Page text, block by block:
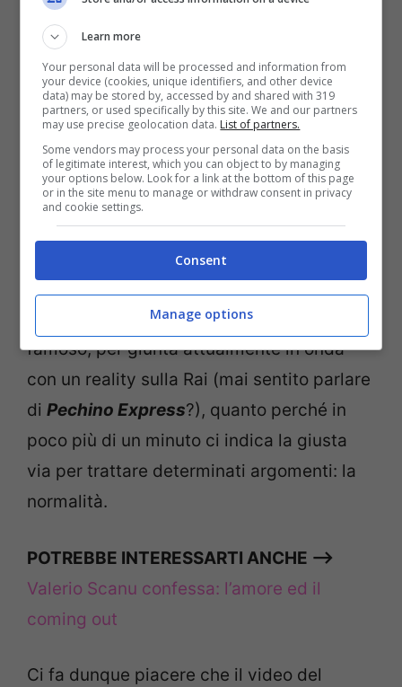
omosessualità
aspetti che formano il profilo di una
persona, perché dunque dovrebbe esser
più importante di altri?
coming outdi questo giovane
emergente, a cui il successo a sorriso
sempre più negli ultimi anni, non dovrebbe
“torbido pettegolezzo” su un perosnaggio
famoso, per giunta attualmente in onda
con un reality sulla Rai (mai sentito parlare
di Pechino Express?), quanto perché in
poco più di un minuto ci indica la giusta
via per trattare determinati argomenti: la
normalità.
POTREBBE INTERESSARTI ANCHE –>
Valerio Scanu confessa: l’amore ed il
coming out
Ci fa dunque piacere che il video del
Learn more
Your personal data will be processed and information from
your device (cookies, unique identifiers, and other device
data) may be stored by, accessed by and shared with 319
partners, or used specifically by this site. We and our partners
may use precise geolocation data. List of partners.
Some vendors may process your personal data on the basis
of legitimate interest, which you can object to by managing
your options below. Look for a link at the bottom of this page
or in the site menu to manage or withdraw consent in privacy
and cookie settings.
Consent
Manage options